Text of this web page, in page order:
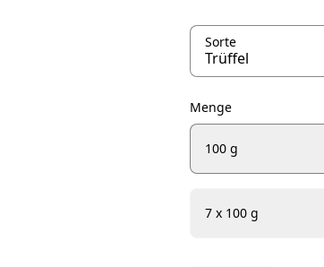
Sorte
Menge
100 g
7 x 100 g